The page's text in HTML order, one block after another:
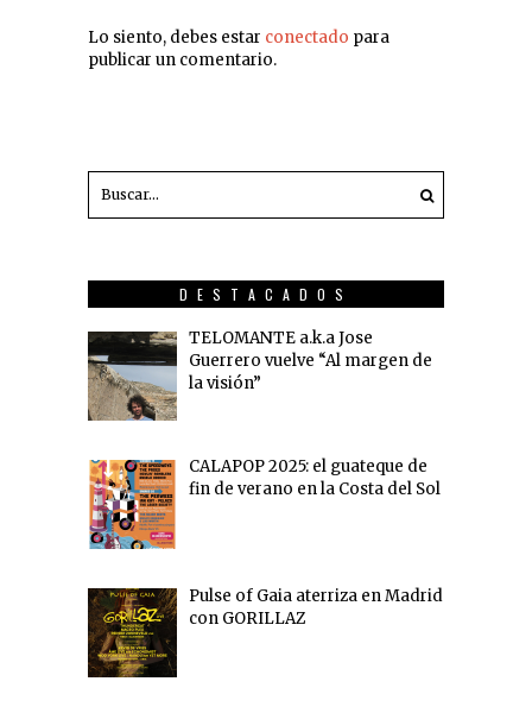
Lo siento, debes estar conectado para
publicar un comentario.
DESTACADOS
TELOMANTE a.k.a Jose
Guerrero vuelve “Al margen de
la visión”
CALAPOP 2025: el guateque de
fin de verano en la Costa del Sol
Pulse of Gaia aterriza en Madrid
con GORILLAZ